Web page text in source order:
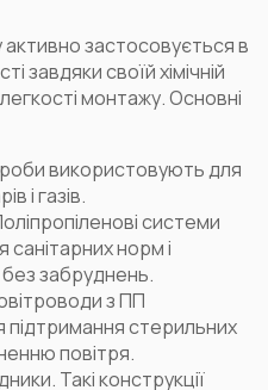
активно застосовується в
завдяки своїй хімічній
монтажу. Основні
використовують для
і газів.
системи
норм і
забруднень.
з ПП
підтримання стерильних
повітря.
Такі конструкції